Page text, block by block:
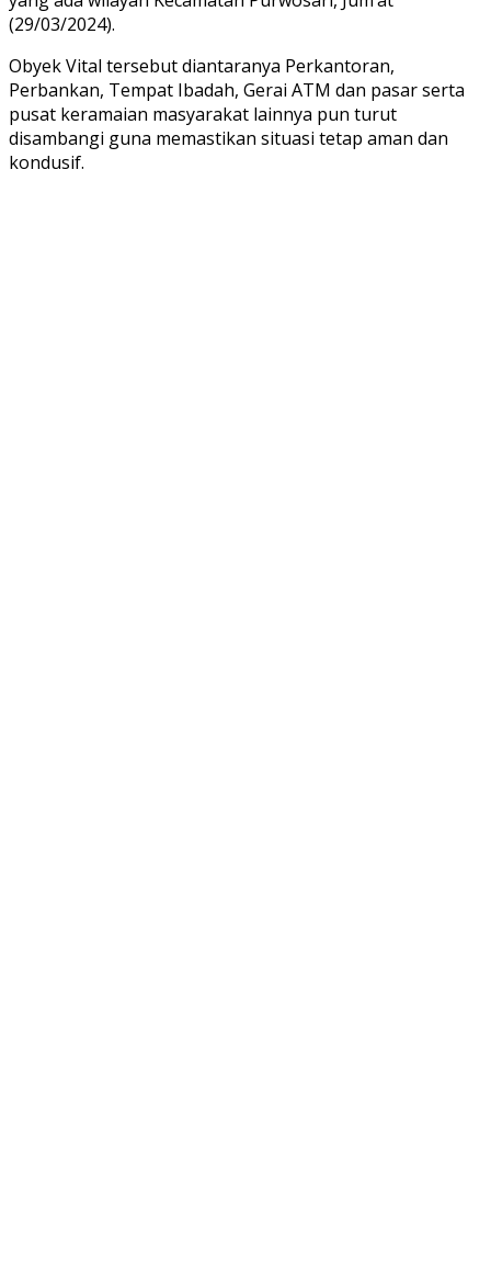
(29/03/2024).
Obyek Vital tersebut diantaranya Perkantoran,
Perbankan, Tempat Ibadah, Gerai ATM dan pasar serta
pusat keramaian masyarakat lainnya pun turut
disambangi guna memastikan situasi tetap aman dan
kondusif.